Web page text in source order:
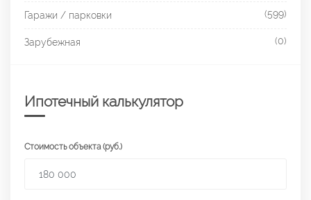
Гаражи / парковки (599)
Зарубежная (0)
Ипотечный калькулятор
Стоимость объекта (руб.)